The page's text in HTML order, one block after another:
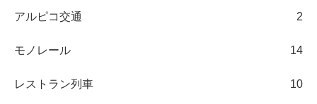
アルピコ交通 2
モノレール 14
レストラン列車 10